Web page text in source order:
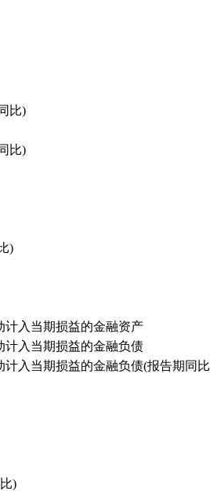
比)
比)
)
计入当期损益的金融资产
计入当期损益的金融负债
计入当期损益的金融负债(报告期同
)